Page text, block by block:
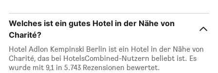
Welches ist ein gutes Hotel in der Nähe von
Charité?
Hotel Adlon Kempinski Berlin ist ein Hotel in der Nähe von
Charité, das bei HotelsCombined-Nutzern beliebt ist. Es
wurde mit 9,1 in 5.743 Rezensionen bewertet.